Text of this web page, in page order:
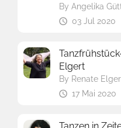
ByAngelika
03 Jul 2020
Elgert
By Renate
17 Mai 2020